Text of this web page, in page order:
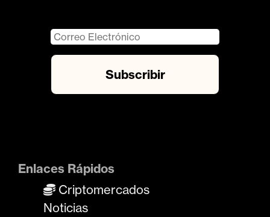
Enlaces Rápidos
Criptomercados
Noticias